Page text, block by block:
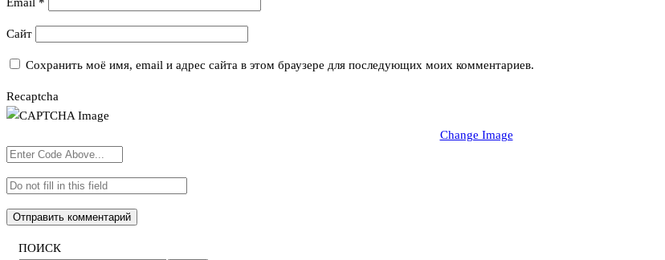
Сайт
Сохранить моё имя, email и адрес сайта в этом браузере для последующих моих комментариев.
Recaptcha
Change Image
ПОИСК